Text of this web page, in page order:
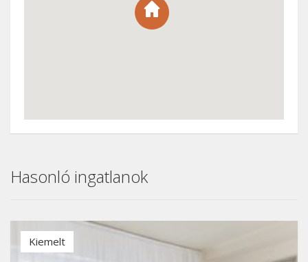
Hasonló ingatlanok
Kiemelt